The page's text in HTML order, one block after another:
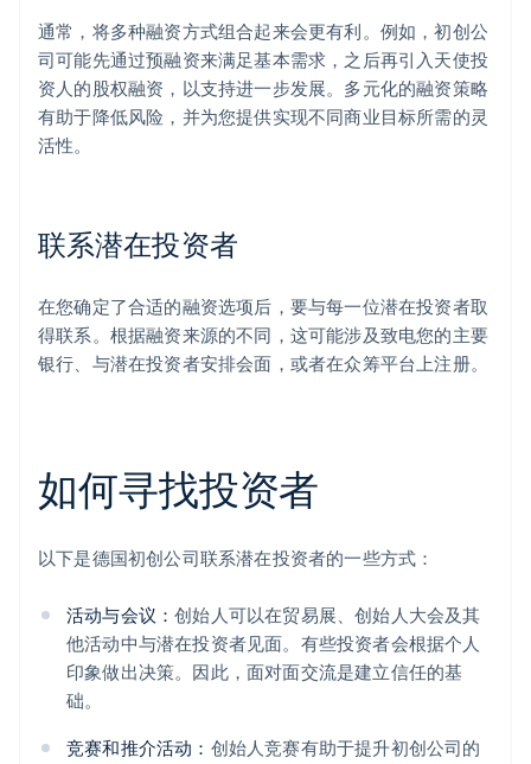
通常，将多种融资方式组合起来会更有利。例如，初创公
司可能先通过预融资来满足基本需求，之后再引入天使投
资人的股权融资，以支持进一步发展。多元化的融资策略
有助于降低风险，并为您提供实现不同商业目标所需的灵
活性。
联系潜在投资者
在您确定了合适的融资选项后，要与每一位潜在投资者取
得联系。根据融资来源的不同，这可能涉及致电您的主要
银行、与潜在投资者安排会面，或者在众筹平台上注册。
如何寻找投资者
以下是德国初创公司联系潜在投资者的一些方式：
活动与会议：创始人可以在贸易展、创始人大会及其
他活动中与潜在投资者见面。有些投资者会根据个人
印象做出决策。因此，面对面交流是建立信任的基
础。
竞赛和推介活动： 创始人竞赛有助于提升初创公司的